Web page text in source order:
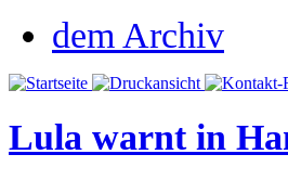
dem Archiv
Lula warnt in